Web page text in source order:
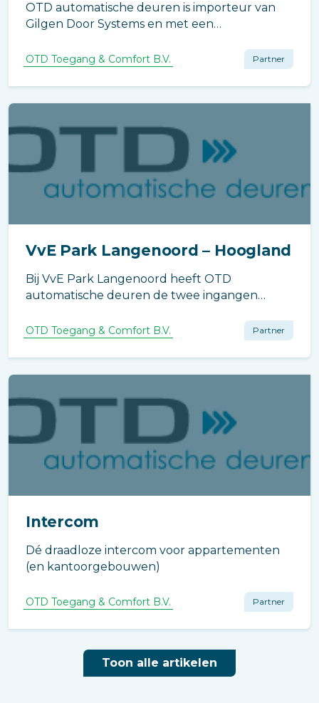
OTD automatische deuren is importeur van
Gilgen Door Systems en met een
markt.
OTD Toegang & Comfort B.V. Partner
VvE Park Langenoord – Hoogland
Bij VvE Park Langenoord heeft OTD
automatische deuren de twee ingangen
OTD Toegang & Comfort B.V. Partner
Intercom
Dé draadloze intercom voor appartementen
(en kantoorgebouwen)
OTD Toegang & Comfort B.V. Partner
Toon alle artikelen